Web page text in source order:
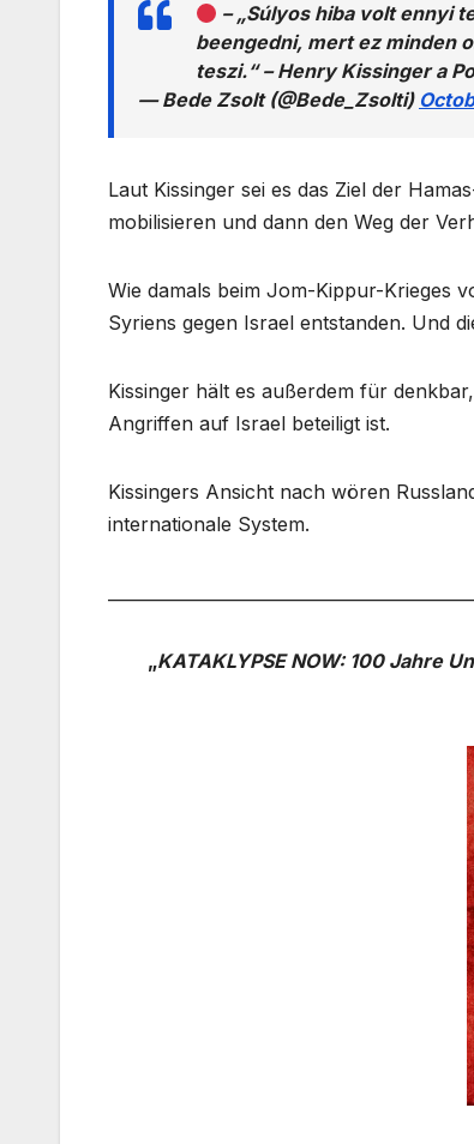
– „Súlyos hiba volt ennyi
beengedni, mert ez minden
teszi.“ – Henry Kissinger a
— Bede Zsolt (@Bede_Zsolti)
Laut Kissinger sei es das Ziel der
mobilisieren und dann den Weg der
Wie damals beim Jom-Kippur-Krieges
Syriens gegen Israel entstanden. Und
Kissinger hält es außerdem für
Angriffen auf Israel beteiligt ist.
Kissingers Ansicht nach wören
internationale System.
„KATAKLYPSE NOW: 100 Jahre